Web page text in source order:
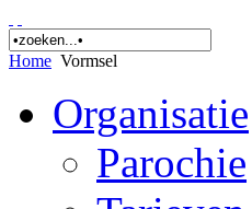
Home Vormsel
Organisatie
Parochie